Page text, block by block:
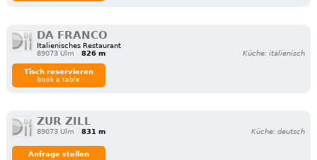
DA FRANCO
Italienisches Restaurant
89073 Ulm
826 m Küche: italienisch
Tisch reservieren
book a table
ZUR ZILL
89073 Ulm 831 m Küche: deutsch
Anfrage stellen